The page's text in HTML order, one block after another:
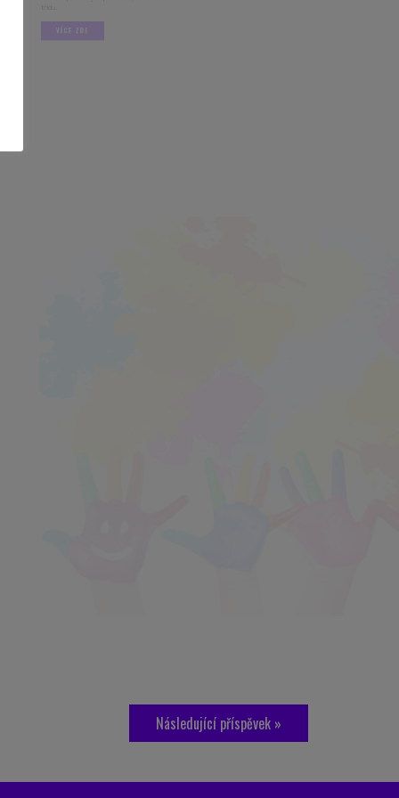
Následující příspěvek »